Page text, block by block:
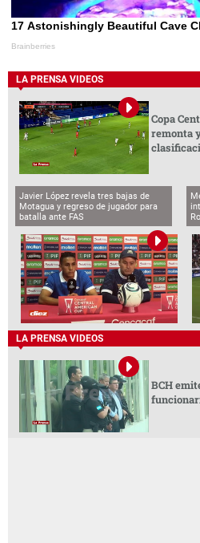
LA PRENSA VIDEOS
Copa
remonta
Javier López revela tres bajas de
Motagua y regreso de jugador para
batalla ante FAS
LA PRENSA VIDEOS
BCH